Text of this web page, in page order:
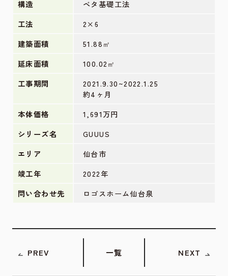
構造
ベタ基礎工法
工法
2×6
建築面積
51.88㎡
延床面積
100.02㎡
工事期間
2021.9.30~2022.1.25
約4ヶ月
本体価格
1,691万円
シリーズ名
GUUUS
エリア
仙台市
竣工年
2022年
問い合わせ先
ロゴスホーム仙台泉
PREV 一覧 NEXT